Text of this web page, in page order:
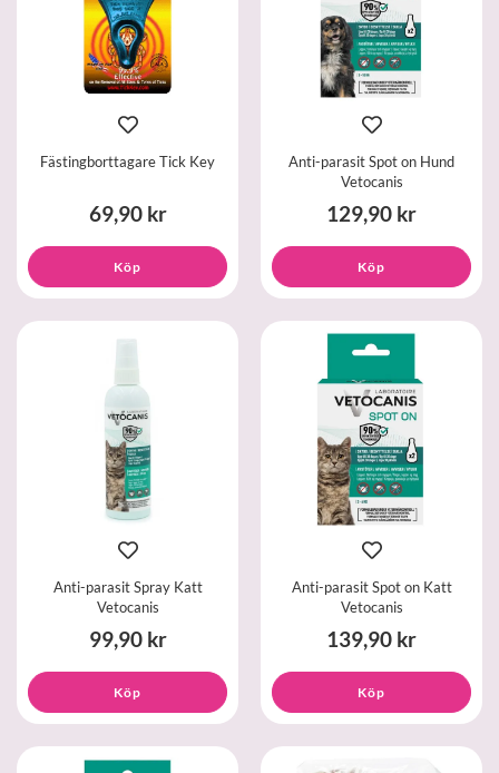
Fästingborttagare Tick Key
69,90 kr
Köp
Anti-parasit Spot on Hund
Vetocanis
129,90 kr
Köp
Anti-parasit Spray Katt
Vetocanis
99,90 kr
Köp
Anti-parasit Spot on Katt
Vetocanis
139,90 kr
Köp